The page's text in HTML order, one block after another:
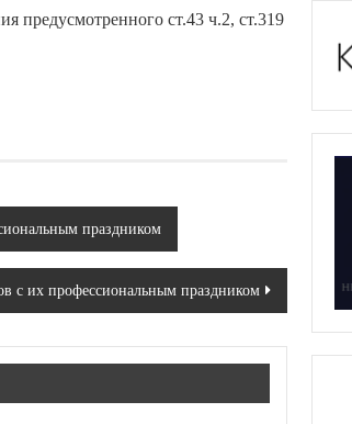
предусмотренного ст.43 ч.2, ст.319
праздником
с их профессиональным праздником